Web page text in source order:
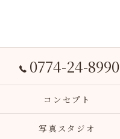
0774-24-8990
コンセプト
写真スタジオ